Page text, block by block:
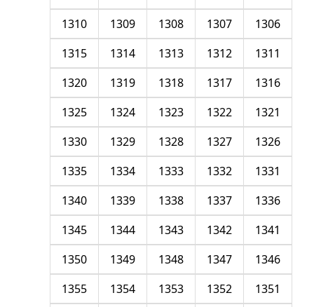
1306
1307
1308
1309
1310
1311
1312
1313
1314
1315
1316
1317
1318
1319
1320
1321
1322
1323
1324
1325
1326
1327
1328
1329
1330
1331
1332
1333
1334
1335
1336
1337
1338
1339
1340
1341
1342
1343
1344
1345
1346
1347
1348
1349
1350
1351
1352
1353
1354
1355